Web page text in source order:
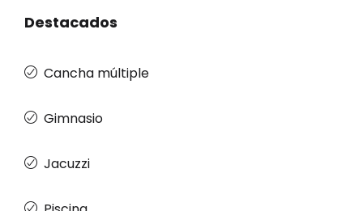
Destacados
Cancha múltiple
Gimnasio
Jacuzzi